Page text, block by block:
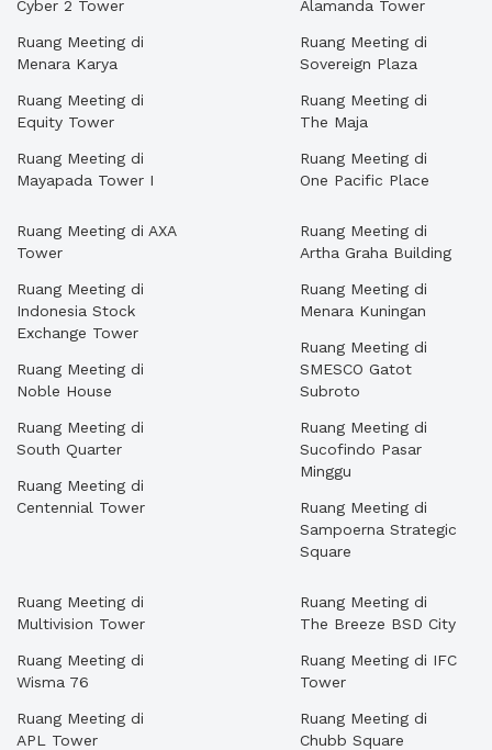
Cyber 2 Tower
Ruang Meeting di
Menara Karya
Ruang Meeting di
Equity Tower
Ruang Meeting di
Mayapada Tower I
Alamanda Tower
Ruang Meeting di
Sovereign Plaza
Ruang Meeting di
The Maja
Ruang Meeting di
One Pacific Place
Ruang Meeting di AXA
Tower
Ruang Meeting di
Indonesia Stock
Exchange Tower
Ruang Meeting di
Noble House
Ruang Meeting di
South Quarter
Ruang Meeting di
Centennial Tower
Ruang Meeting di
Artha Graha Building
Ruang Meeting di
Menara Kuningan
Ruang Meeting di
SMESCO Gatot
Subroto
Ruang Meeting di
Sucofindo Pasar
Minggu
Ruang Meeting di
Sampoerna Strategic
Square
Ruang Meeting di
Multivision Tower
Ruang Meeting di
Wisma 76
Ruang Meeting di
APL Tower
Ruang Meeting di
The Breeze BSD City
Ruang Meeting di IFC
Tower
Ruang Meeting di
Chubb Square